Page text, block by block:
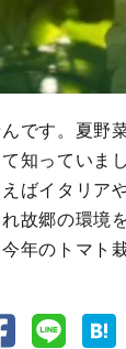
です。夏野
知ってい
ばイタリア
故郷の環境
年のトマト